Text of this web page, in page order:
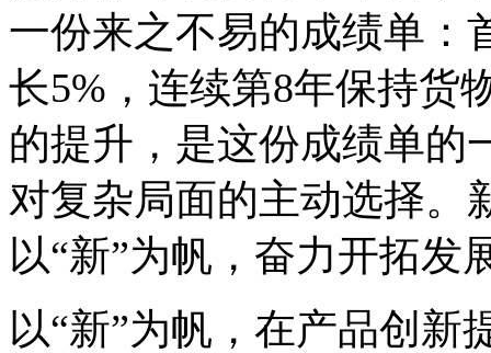
一份来之不易的成绩单：
长5%，连续第8年保持货
的提升，是这份成绩单的
对复杂局面的主动选择。
以“新”为帆，奋力开拓发
以“新”为帆，在产品创新